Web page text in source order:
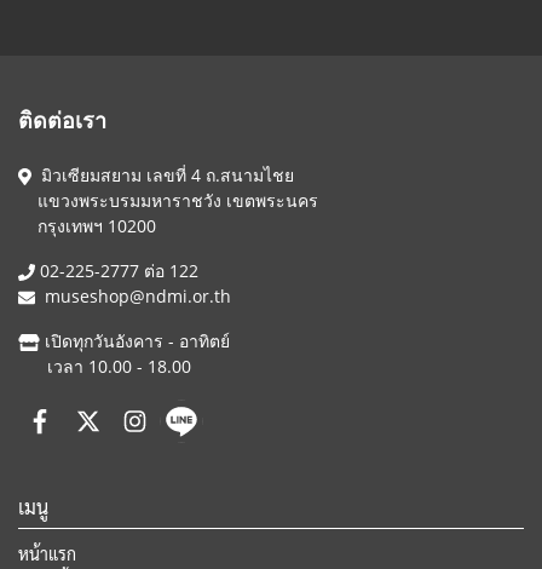
ติดต่อเรา
มิวเซียมสยาม เลขที่ 4 ถ.สนามไชย
แขวงพระบรมมหาราชวัง เขตพระนคร
กรุงเทพฯ 10200
02-225-2777 ต่อ 122
museshop@ndmi.or.th
เปิดทุกวันอังคาร - อาทิตย์
เวลา 10.00 - 18.00
เมนู
หน้าแรก